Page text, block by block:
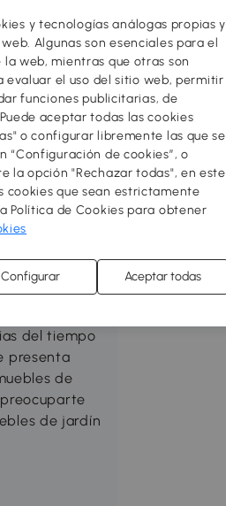
el
hacerlo
y
libre
del tiempo
presenta
de
de jardín
y tecnologías análogas propias y
Algunas son esenciales para el
web, mientras que otras son
evaluar el uso del sitio web, permitir
funciones publicitarias, de
aceptar todas las cookies
o configurar libremente las que se
“Configuración de cookies”, o
la opción "Rechazar todas", en este
cookies que sean estrictamente
Política de Cookies para obtener
Configurar Aceptar todas